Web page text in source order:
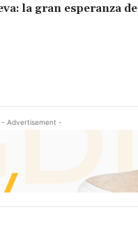
la gran esperanza de
- Advertisement -